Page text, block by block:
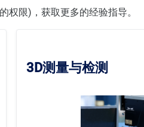
权限)，获取更多的经验指导。
3D测量与检测